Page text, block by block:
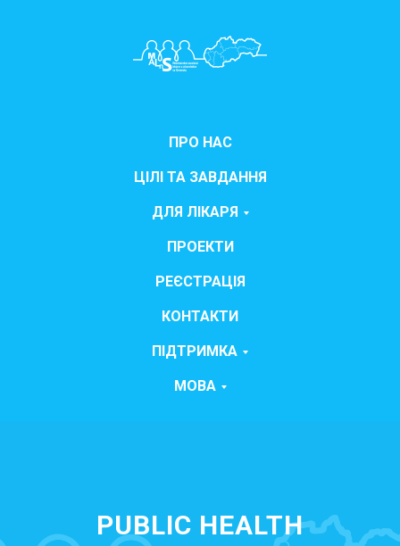
ПРО НАС
ЦІЛІ ТА ЗАВДАННЯ
ДЛЯ ЛІКАРЯ
ПРОЕКТИ
РЕЄСТРАЦІЯ
КОНТАКТИ
ПІДТРИМКА
МОВА
PUBLIC HEALTH